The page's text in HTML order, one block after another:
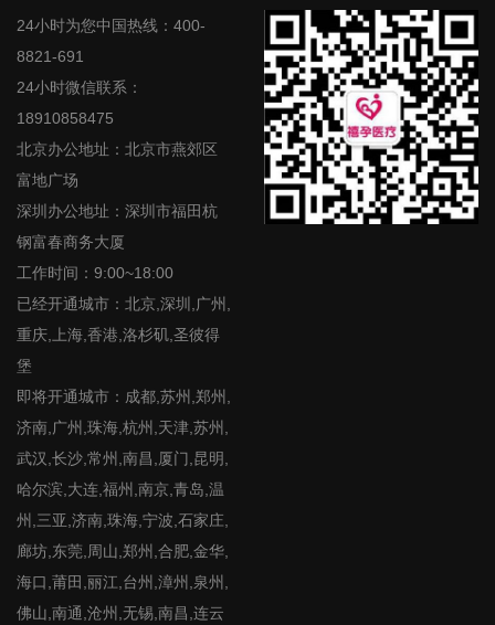
24小时为您中国热线：400-
8821-691
24小时微信联系：
18910858475
北京办公地址：北京市燕郊区
富地广场
深圳办公地址：深圳市福田杭
钢富春商务大厦
工作时间：9:00~18:00
已经开通城市：北京,深圳,广州,
重庆,上海,香港,洛杉矶,圣彼得
堡
即将开通城市：成都,苏州,郑州,
济南,广州,珠海,杭州,天津,苏州,
武汉,长沙,常州,南昌,厦门,昆明,
哈尔滨,大连,福州,南京,青岛,温
州,三亚,济南,珠海,宁波,石家庄,
廊坊,东莞,周山,郑州,合肥,金华,
海口,莆田,丽江,台州,漳州,泉州,
佛山,南通,沧州,无锡,南昌,连云